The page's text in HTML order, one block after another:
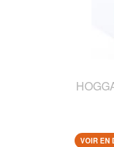
VOIR EN